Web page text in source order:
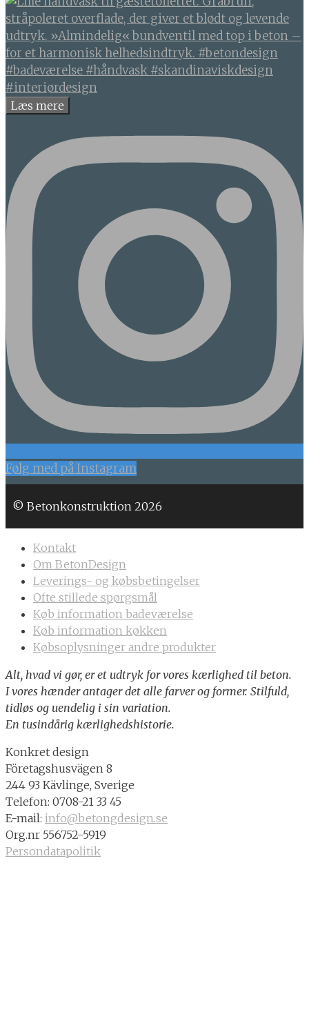
Læs mere
Følg med på Instagram
© Betonkonstruktion 2026
Kontakt
Om BetonDesign
Leverings- og købsbetingelser
Ofte stillede spørgsmål
Køb information badeværelse
Køb information køkken
Købsoplysninger andre produkter
Alt, hvad vi gør, er et udtryk for vores kærlighed til beton.
I vores hænder antager det alle farver og former. Stilfuld,
tidløs og uendelig i sin variation.
En tusindårig kærlighedshistorie.
Konkret design
Företagshusvägen 8
244 93 Kävlinge, Sverige
Telefon: 0708-21 33 45
E-mail: info@betongdesign.se
Org.nr 556752-5919
Persondatapolitik